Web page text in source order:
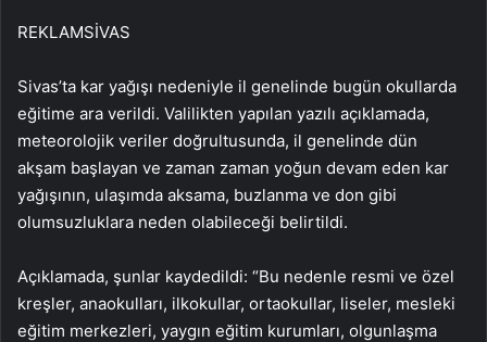
REKLAMSİVAS
Sivas’ta kar yağışı nedeniyle il genelinde bugün okullarda
eğitime ara verildi. Valilikten yapılan yazılı açıklamada,
meteorolojik veriler doğrultusunda, il genelinde dün
akşam başlayan ve zaman zaman yoğun devam eden kar
yağışının, ulaşımda aksama, buzlanma ve don gibi
olumsuzluklara neden olabileceği belirtildi.
Açıklamada, şunlar kaydedildi: “Bu nedenle resmi ve özel
kreşler, anaokulları, ilkokullar, ortaokullar, liseler, mesleki
eğitim merkezleri, yaygın eğitim kurumları, olgunlaşma